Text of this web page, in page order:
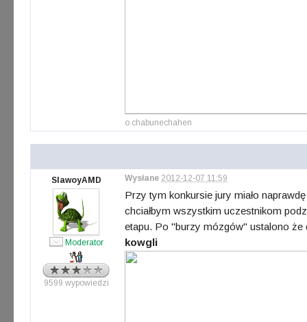
o chabunechahen
SlawoyAMD
Moderator
9599 wypowiedzi
Wysłane 2012-12-07 11:59
Przy tym konkursie jury miało
chciałbym wszystkim uczestnikom
etapu. Po "burzy mózgów" ustalono że
kowgli